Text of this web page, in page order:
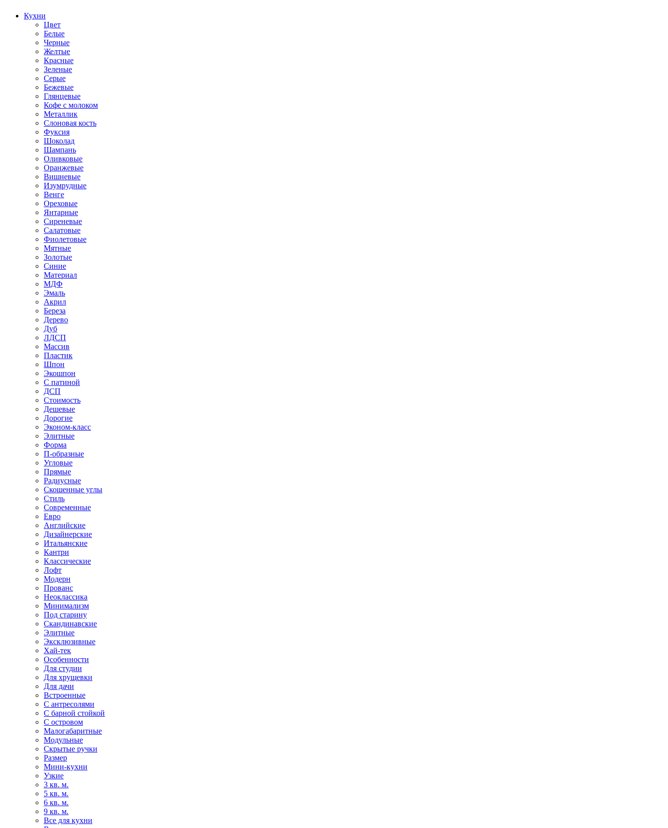
Кухни
Цвет
Белые
Черные
Желтые
Красные
Зеленые
Серые
Бежевые
Глянцевые
Кофе с молоком
Металлик
Слоновая кость
Фуксия
Шоколад
Шампань
Оливковые
Оранжевые
Вишневые
Изумрудные
Венге
Ореховые
Янтарные
Сиреневые
Салатовые
Фиолетовые
Мятные
Золотые
Синие
Материал
МДФ
Эмаль
Акрил
Береза
Дерево
Дуб
ЛДСП
Массив
Пластик
Шпон
Экошпон
С патиной
ДСП
Стоимость
Дешевые
Дорогие
Эконом-класс
Элитные
Форма
П-образные
Угловые
Прямые
Радиусные
Скошенные углы
Стиль
Современные
Евро
Английские
Дизайнерские
Итальянские
Кантри
Классические
Лофт
Модерн
Прованс
Неоклассика
Минимализм
Под старину
Скандинавские
Элитные
Эксклюзивные
Хай-тек
Особенности
Для студии
Для хрущевки
Для дачи
Встроенные
С антресолями
С барной стойкой
С островом
Малогабаритные
Модульные
Скрытые ручки
Размер
Мини-кухни
Узкие
3 кв. м.
5 кв. м.
6 кв. м.
9 кв. м.
Все для кухни